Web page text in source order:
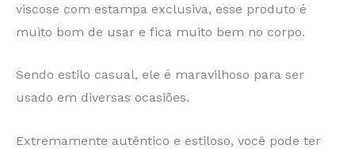
viscose com estampa exclusiva, esse produto é
muito bom de usar e fica muito bem no corpo.
Sendo estilo casual, ele é maravilhoso para ser
usado em diversas ocasiões.
Extremamente autêntico e estiloso, você pode ter